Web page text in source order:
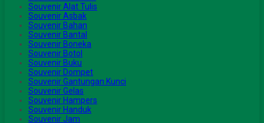
Souvenir Alat Tulis
Souvenir Asbak
Souvenir Bahan
Souvenir Bantal
Souvenir Boneka
Souvenir Botol
Souvenir Buku
Souvenir Dompet
Souvenir Gantungan Kunci
Souvenir Gelas
Souvenir Hampers
Souvenir Handuk
Souvenir Jam